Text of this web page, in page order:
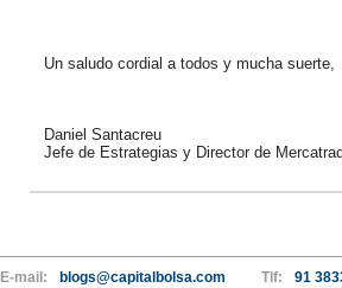
Un saludo cordial a todos y mucha suerte,
Daniel Santacreu
Jefe de Estrategias y Director de
E-mail: blogs@capitalbolsa.com Tlf: 91